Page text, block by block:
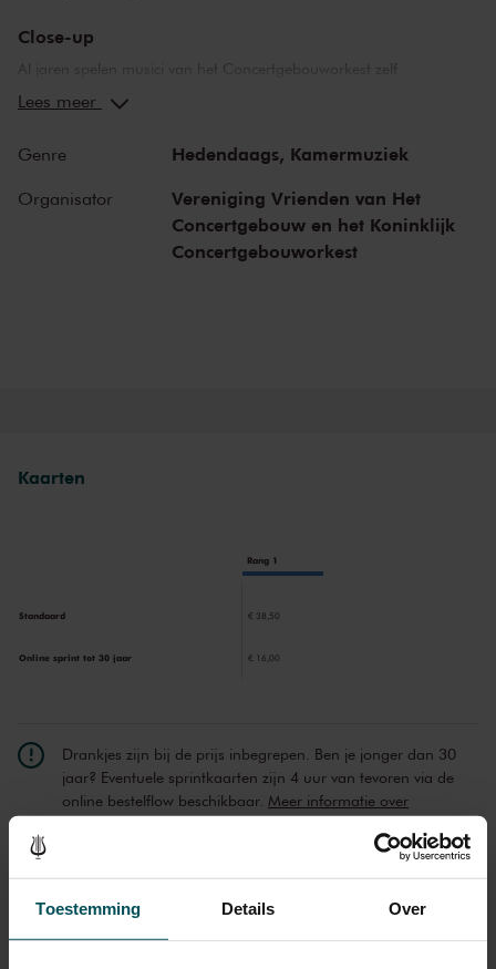
Toestemming Details Over
Close-up
Al jaren spelen musici van het Concertgebouworkest zelf
samengestelde programma’s in de Kleine Zaal. De intieme Close-up
Deze concerten zijn eenmalig, en nergens anders te horen!
Mendelssohns Octet
Het is bijna niet te geloven, maar Felix Mendelssohn schreef zijn
Lees meer
Genre Hedendaags, Kamermuziek
Organisator
Vereniging Vrienden van Het
Concertgebouw en het Koninklijk
Concertgebouworkest
Kaarten
Rang 1
Standaard € 38,50
Online sprint tot 30 jaar € 16,00
Drankjes zijn bij de prijs inbegrepen. Ben je jonger dan 30
jaar? Eventuele sprintkaarten zijn 4 uur van tevoren via de
online bestelflow beschikbaar. Meer informatie over
Prijzen zijn exclusief transactiekosten: € 5 per bestelling. Wilt
kassa@concertgebouw.nl of bel de Concertgebouwlijn op
020 – 671 83 45.